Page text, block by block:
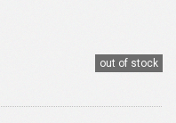
out of stock